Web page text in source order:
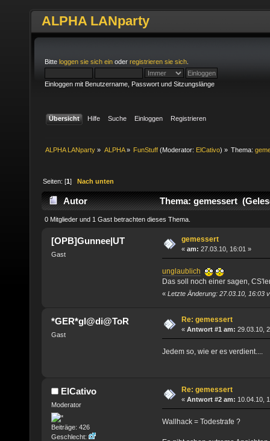
ALPHA LANparty
Bitte loggen sie sich ein oder registrieren sie sich
Einloggen mit Benutzername, Passwort und Sitzungslänge
Übersicht Hilfe Suche Einloggen Registrieren
ALPHA LANparty » ALPHA» FunStuff(Moderator: ElCativo) » Thema:
Seiten: [1]Nach unten
Autor Thema: gemessert
0 Mitglieder und 1 Gast betrachten dieses Thema.
[OPB]Gunnee|UT
Gast
gemessert
« am: 27.03.10, 16:01 »
unglaublich
Das soll noch einer sagen,
« Letzte Änderung: 27.03.10, 16:03
*GER*gl@di@ToR
Gast
Re: gemessert
« Antwort #1 am: 29.03.10,
Jedem so, wie er es verdient....
ElCativo
Moderator
Beiträge: 426
Geschlecht:
Re: gemessert
« Antwort #2 am: 10.04.10,
Wallhack = Todestrafe ?